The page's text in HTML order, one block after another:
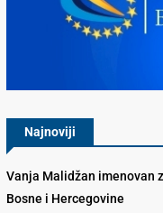
Najnoviji
Vanja Malidžan imenovan
Bosne i Hercegovine